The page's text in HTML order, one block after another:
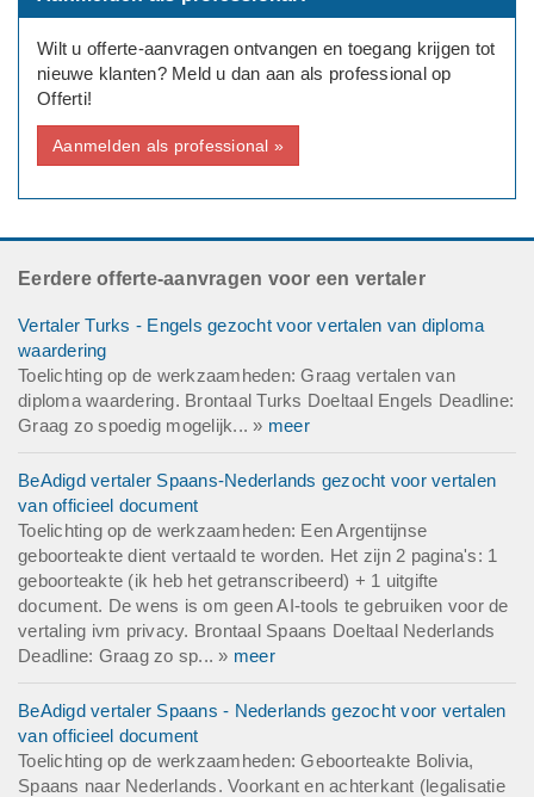
Wilt u offerte-aanvragen ontvangen en toegang krijgen tot
nieuwe klanten? Meld u dan aan als professional op
Offerti!
Aanmelden als professional »
Eerdere offerte-aanvragen voor een vertaler
Vertaler Turks - Engels gezocht voor vertalen van diploma
waardering
Toelichting op de werkzaamheden: Graag vertalen van
diploma waardering. Brontaal Turks Doeltaal Engels Deadline:
Graag zo spoedig mogelijk... » meer
BeAdigd vertaler Spaans-Nederlands gezocht voor vertalen
van officieel document
Toelichting op de werkzaamheden: Een Argentijnse
geboorteakte dient vertaald te worden. Het zijn 2 pagina's: 1
geboorteakte (ik heb het getranscribeerd) + 1 uitgifte
document. De wens is om geen AI-tools te gebruiken voor de
vertaling ivm privacy. Brontaal Spaans Doeltaal Nederlands
Deadline: Graag zo sp... » meer
BeAdigd vertaler Spaans - Nederlands gezocht voor vertalen
van officieel document
Toelichting op de werkzaamheden: Geboorteakte Bolivia,
Spaans naar Nederlands. Voorkant en achterkant (legalisatie